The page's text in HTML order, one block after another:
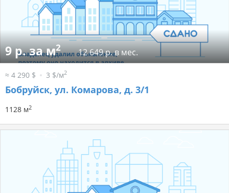
9 р. за м2 12 649 р. в мес.
≈ 4 290 $ 3 $/м2
Бобруйск, ул. Комарова, д. 3/1
1128 м2